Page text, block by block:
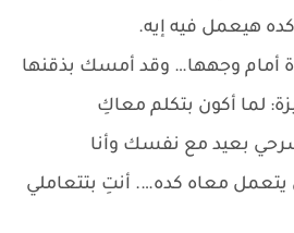
هيعمل فيه إيه.
أمام وجهها… وقد أمسك بذقنها
لما أكون بتكلم معاكِ
بعيد مع نفسك وأنا
معاه كده…. أنتِ بتتعاملي